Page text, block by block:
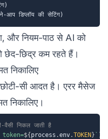
और नियम-पाठ से AI को
छेद-छिद्र कम रहते हैं।
निकालिए
सी आदत है। एरर मैसेज
निकालिए।
निकल जाती है
${ process .env.TOKEN } ` )